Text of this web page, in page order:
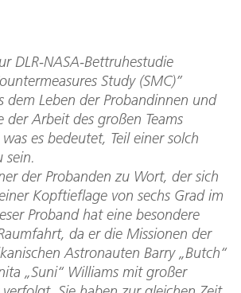
DLR-NASA-Bettruhestudie
Study (SMC)”
dem Leben der Probandinnen und
der Arbeit des großen Teams
es bedeutet, Teil einer solch
sein.
der Probanden zu Wort, der sich
Kopftieflage von sechs Grad im
Proband hat eine besondere
da er die Missionen der
Astronauten Barry „Butch“
„Suni“ Williams mit großer